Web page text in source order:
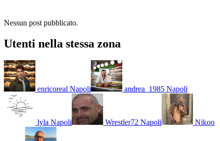
Nessun post pubblicato.
Utenti nella stessa zona
enricoreal Napoli andrea_1985 Napoli
lyla Napoli Wrestler72 Napoli Nikoo